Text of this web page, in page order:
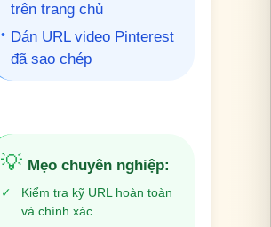
trên trang chủ
• Dán URL video Pinterest
đã sao chép
💡 Mẹo chuyên nghiệp:
✓
Kiểm tra kỹ URL hoàn toàn
và chính xác